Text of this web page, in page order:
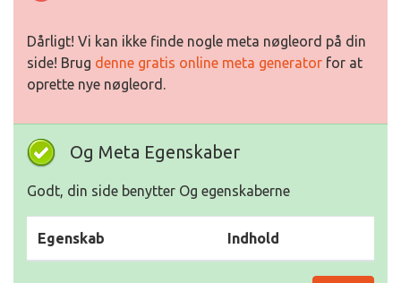
Dårligt! Vi kan ikke finde nogle meta nøgleord på din
side! Brug denne gratis online meta generator for at
oprette nye nøgleord.
Og Meta Egenskaber
Godt, din side benytter Og egenskaberne
Egenskab Indhold